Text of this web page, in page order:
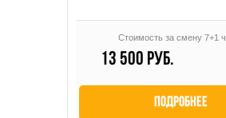
Стоимость за смену 7+1 ч.
13 500 руб.
Подробнее